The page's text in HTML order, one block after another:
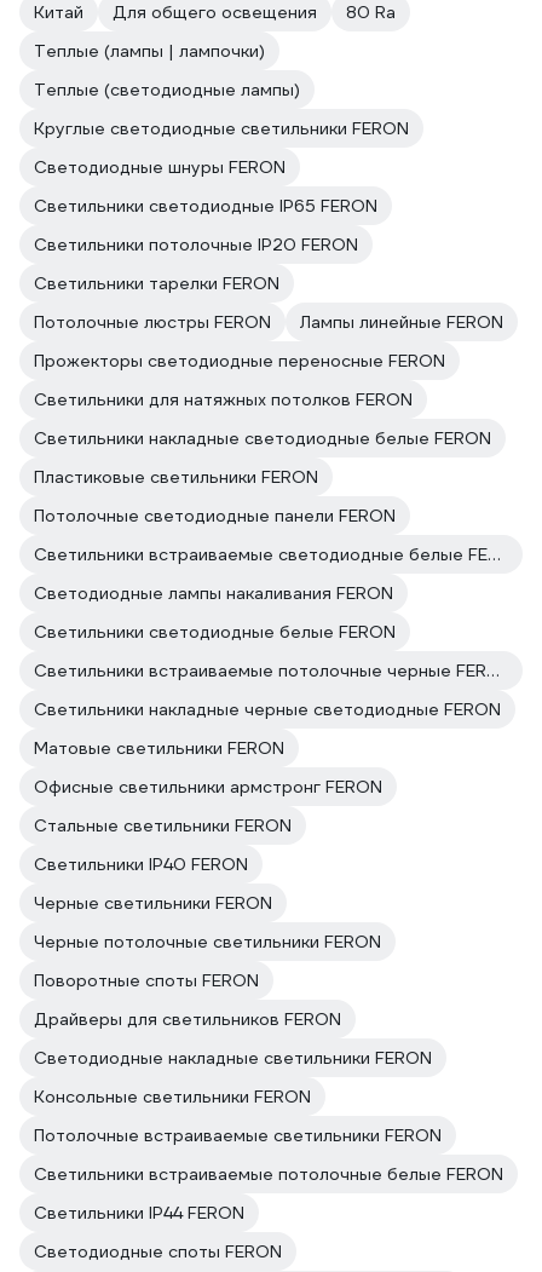
Китай
Для общего освещения
80 Ra
Теплые (лампы | лампочки)
Теплые (светодиодные лампы)
Круглые светодиодные светильники FERON
Светодиодные шнуры FERON
Светильники светодиодные IP65 FERON
Светильники потолочные IP20 FERON
Светильники тарелки FERON
Потолочные люстры FERON
Лампы линейные FERON
Прожекторы светодиодные переносные FERON
Светильники для натяжных потолков FERON
Светильники накладные светодиодные белые FERON
Пластиковые светильники FERON
Потолочные светодиодные панели FERON
Светильники встраиваемые светодиодные белые FERON
Светодиодные лампы накаливания FERON
Светильники светодиодные белые FERON
Светильники встраиваемые потолочные черные FERON
Светильники накладные черные светодиодные FERON
Матовые светильники FERON
Офисные светильники армстронг FERON
Стальные светильники FERON
Светильники IP40 FERON
Черные светильники FERON
Черные потолочные светильники FERON
Поворотные споты FERON
Драйверы для светильников FERON
Светодиодные накладные светильники FERON
Консольные светильники FERON
Потолочные встраиваемые светильники FERON
Светильники встраиваемые потолочные белые FERON
Светильники IP44 FERON
Светодиодные споты FERON